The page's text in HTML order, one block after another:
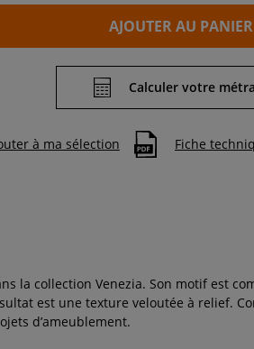
AJOUTER AU PANIER
Calculer votre
à ma sélection Fiche
la collection Venezia. Son motif est
est une texture veloutée à relief.
d’ameublement.